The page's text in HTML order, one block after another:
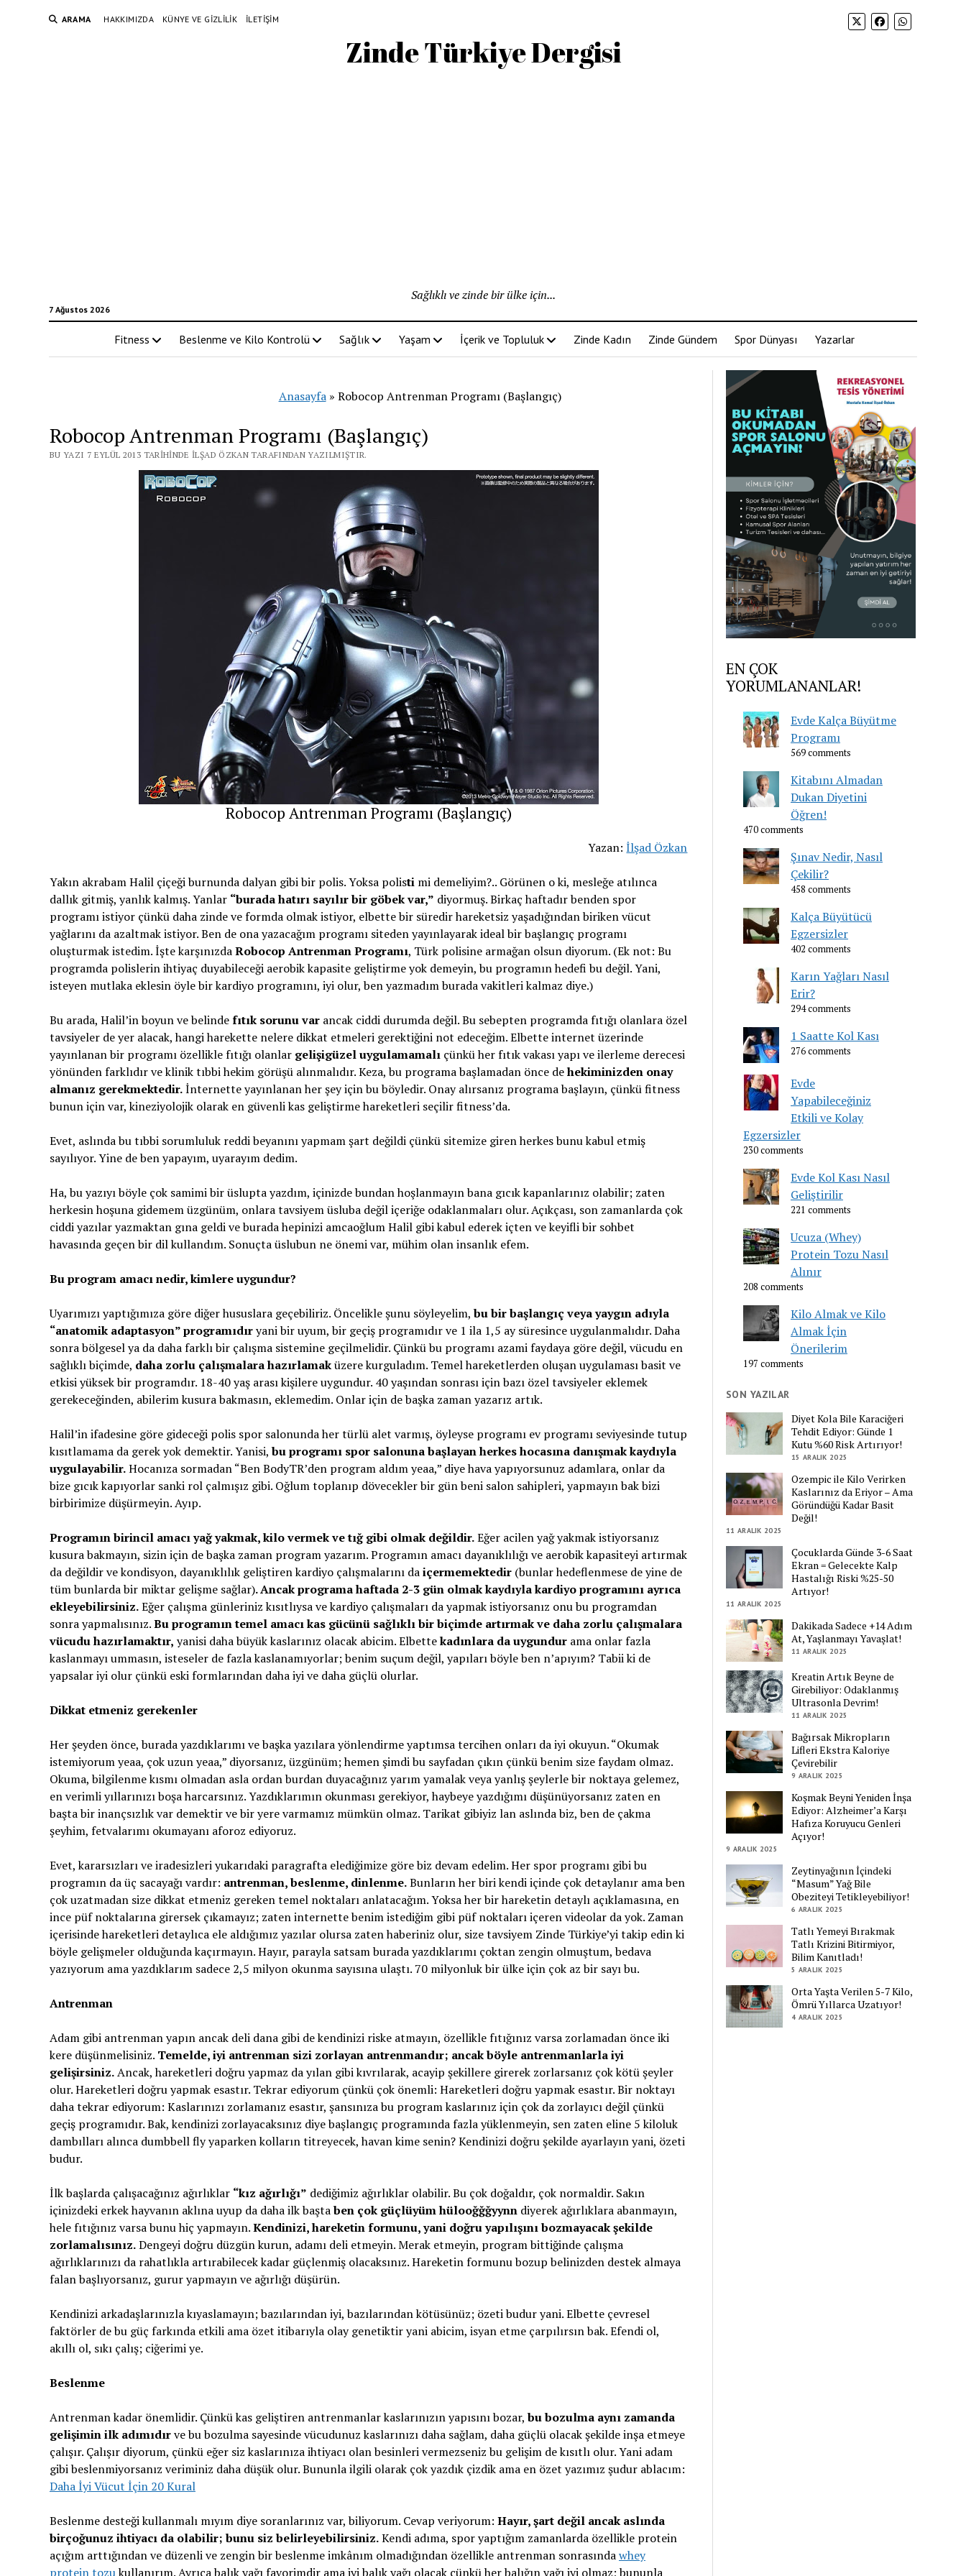
ARAMA HAKKIMIZDA KÜNYE VE GIZLILIK İLETIŞIM
Zinde Türkiye Dergisi
7 Ağustos 2026
Sağlıklı ve zinde bir ülke için...
Fitness Beslenme ve Kilo Kontrolü Sağlık Yaşam İçerik ve Topluluk Zinde Kadın Zinde Gündem Spor Dünyası Yazarlar
Anasayfa» Robocop Antrenman Programı (Başlangıç)
Robocop Antrenman Programı (Başlangıç)
BU YAZI 7 EYLÜL 2013 TARIHINDE İLŞAD ÖZKAN TARAFINDAN YAZILMIŞTIR.
Robocop Antrenman Programı (Başlangıç)
Yazan:İlşad Özkan
Yakın akrabam Halil çiçeği burnunda dalyan gibi bir polis. Yoksa polistimi demeliyim?.. Görünen o ki, mesleğe atılınca
dallık gitmiş, yanlık kalmış. Yanlar “burada hatırı sayılır bir göbek var,” diyormuş. Birkaç haftadır benden spor
programı istiyor çünkü daha zinde ve formda olmak istiyor, elbette bir süredir hareketsiz yaşadığından biriken vücut
yağlarını da azaltmak istiyor. Ben de ona yazacağım programı siteden yayınlayarak ideal bir başlangıç programı
oluşturmak istedim. İşte karşınızdaRobocop Antrenman Programı, Türk polisine armağan olsun diyorum. (Ek not: Bu
programda polislerin ihtiyaç duyabileceği aerobik kapasite geliştirme yok demeyin, bu programın hedefi bu değil. Yani,
isteyen mutlaka eklesin öyle bir kardiyo programını, iyi olur, ben yazmadım burada vakitleri kalmaz diye.)
Bu arada, Halil’in boyun ve belindefıtık sorunu varancak ciddi durumda değil. Bu sebepten programda fıtığı olanlara özel
tavsiyeler de yer alacak, hangi harekette nelere dikkat etmeleri gerektiğini not edeceğim. Elbette internet üzerinde
yayınlanan bir programı özellikle fıtığı olanlar gelişigüzel uygulamamalıçünkü her fıtık vakası yapı ve ilerleme derecesi
yönünden farklıdır ve klinik tıbbi hekim görüşü alınmalıdır. Keza, bu programa başlamadan önce dehekiminizden onay
almanız gerekmektedir.İnternette yayınlanan her şey için bu böyledir. Onay alırsanız programa başlayın, çünkü fitness
bunun için var, kineziyolojik olarak en güvenli kas geliştirme hareketleri seçilir fitness’da.
Evet, aslında bu tıbbi sorumluluk reddi beyanını yapmam şart değildi çünkü sitemize giren herkes bunu kabul etmiş
sayılıyor. Yine de ben yapayım, uyarayım dedim.
Ha, bu yazıyı böyle çok samimi bir üslupta yazdım, içinizde bundan hoşlanmayın bana gıcık kapanlarınız olabilir; zaten
herkesin hoşuna gidemem üzgünüm, onlara tavsiyem üsluba değil içeriğe odaklanmaları olur. Açıkçası, son zamanlarda çok
ciddi yazılar yazmaktan gına geldi ve burada hepinizi amcaoğlum Halil gibi kabul ederek içten ve keyifli bir sohbet
havasında geçen bir dil kullandım. Sonuçta üslubun ne önemi var, mühim olan insanlık efem.
Bu program amacı nedir, kimlere uygundur?
Uyarımızı yaptığımıza göre diğer hususlara geçebiliriz. Öncelikle şunu söyleyelim,bu bir başlangıç veya yaygın adıyla
“anatomik adaptasyon” programıdıryani bir uyum, bir geçiş programıdır ve 1 ila 1,5 ay süresince uygulanmalıdır. Daha
sonra bölgesel ya da daha farklı bir çalışma sistemine geçilmelidir. Çünkü bu programı azami faydaya göre değil, vücudu en
sağlıklı biçimde, daha zorlu çalışmalara hazırlamaküzere kurguladım. Temel hareketlerden oluşan uygulaması basit ve
etkisi yüksek bir programdır. 18-40 yaş arası kişilere uygundur. 40 yaşından sonrası için bazı özel tavsiyeler eklemek
gerekeceğinden, abilerim kusura bakmasın, eklemedim. Onlar için de başka zaman yazarız artık.
Halil’in ifadesine göre gideceği polis spor salonunda her türlü alet varmış, öyleyse programı ev programı seviyesinde tutup
kısıtlamama da gerek yok demektir. Yanisi,bu programı spor salonuna başlayan herkes hocasına danışmak kaydıyla
uygulayabilir.Hocanıza sormadan “Ben BodyTR’den program aldım yeaa,” diye hava yapıyorsunuz adamlara, onlar da
bize gıcık kapıyorlar sanki rol çalmışız gibi. Oğlum toplanıp dövecekler bir gün beni salon sahipleri, yapmayın bak bizi
birbirimize düşürmeyin. Ayıp.
Programın birincil amacı yağ yakmak, kilo vermek ve tığ gibi olmak değildir.Eğer acilen yağ yakmak istiyorsanız
kusura bakmayın, sizin için de başka zaman program yazarım. Programın amacı dayanıklılığı ve aerobik kapasiteyi artırmak
da değildir ve kondisyon, dayanıklılık geliştiren kardiyo çalışmalarını daiçermemektedir (bunlar hedeflenmese de yine de
tüm bunlarda bir miktar gelişme sağlar). Ancak programa haftada 2-3 gün olmak kaydıyla kardiyo programını ayrıca
ekleyebilirsiniz.Eğer çalışma günleriniz kısıtlıysa ve kardiyo çalışmaları da yapmak istiyorsanız onu bu programdan
sonra yapmalısınız.Bu programın temel amacı kas gücünü sağlıklı bir biçimde artırmak ve daha zorlu çalışmalara
vücudu hazırlamaktır, yanisi daha büyük kaslarınız olacak abicim. Elbettekadınlara da uygundurama onlar fazla
kaslanmayı ummasın, isteseler de fazla kaslanamıyorlar; benim suçum değil, yapıları böyle ben n’apıyım? Tabii ki de
yapsalar iyi olur çünkü eski formlarından daha iyi ve daha güçlü olurlar.
Dikkat etmeniz gerekenler
Her şeyden önce, burada yazdıklarımı ve başka yazılara yönlendirme yaptımsa tercihen onları da iyi okuyun. “Okumak
istemiyorum yeaa, çok uzun yeaa,” diyorsanız, üzgünüm; hemen şimdi bu sayfadan çıkın çünkü benim size faydam olmaz.
Okuma, bilgilenme kısmı olmadan asla ordan burdan duyacağınız yarım yamalak veya yanlış şeylerle bir noktaya gelemez,
en verimli yıllarınızı boşa harcarsınız. Yazdıklarımın okunması gerekiyor, haybeye yazdığımı düşünüyorsanız zaten en
başta bir inançsızlık var demektir ve bir yere varmamız mümkün olmaz. Tarikat gibiyiz lan aslında biz, ben de çakma
şeyhim, fetvalarımı okumayanı aforoz ediyoruz.
Evet, kararsızları ve iradesizleri yukarıdaki paragrafta elediğimize göre biz devam edelim. Her spor programı gibi bu
programın da üç sacayağı vardır: antrenman, beslenme, dinlenme.Bunların her biri kendi içinde çok detaylanır ama ben
çok uzatmadan size dikkat etmeniz gereken temel noktaları anlatacağım. Yoksa her bir hareketin detaylı açıklamasına, en
ince püf noktalarına girersek çıkamayız; zaten internette benim istediğim gibi püf noktaları içeren videolar da yok. Zaman
içerisinde hareketleri detaylıca ele aldığımız yazılar olursa zaten haberiniz olur, size tavsiyem Zinde Türkiye’yi takip edin ki
böyle gelişmeler olduğunda kaçırmayın. Hayır, parayla satsam burada yazdıklarımı çoktan zengin olmuştum, bedava
yazıyorum ama yazdıklarım sadece 2,5 milyon okunma sayısına ulaştı. 70 milyonluk bir ülke için çok az bir sayı bu.
Antrenman
Adam gibi antrenman yapın ancak deli dana gibi de kendinizi riske atmayın, özellikle fıtığınız varsa zorlamadan önce iki
kere düşünmelisiniz. Temelde, iyi antrenman sizi zorlayan antrenmandır; ancak böyle antrenmanlarla iyi
gelişirsiniz.Ancak, hareketleri doğru yapmaz da yılan gibi kıvrılarak, acayip şekillere girerek zorlarsanız çok kötü şeyler
olur. Hareketleri doğru yapmak esastır. Tekrar ediyorum çünkü çok önemli: Hareketleri doğru yapmak esastır. Bir noktayı
daha tekrar ediyorum: Kaslarınızı zorlamanız esastır, şansınıza bu program kaslarınız için çok da zorlayıcı değil çünkü
geçiş programıdır. Bak, kendinizi zorlayacaksınız diye başlangıç programında fazla yüklenmeyin, sen zaten eline 5 kiloluk
dambılları alınca dumbbell fly yaparken kolların titreyecek, havan kime senin? Kendinizi doğru şekilde ayarlayın yani, özeti
budur.
İlk başlarda çalışacağınız ağırlıklar “kız ağırlığı” dediğimiz ağırlıklar olabilir. Bu çok doğaldır, çok normaldir. Sakın
içinizdeki erkek hayvanın aklına uyup da daha ilk baştaben çok güçlüyüm hülooğğğyynndiyerek ağırlıklara abanmayın,
hele fıtığınız varsa bunu hiç yapmayın.Kendinizi, hareketin formunu, yani doğru yapılışını bozmayacak şekilde
zorlamalısınız.Dengeyi doğru düzgün kurun, adamı deli etmeyin. Merak etmeyin, program bittiğinde çalışma
ağırlıklarınızı da rahatlıkla artırabilecek kadar güçlenmiş olacaksınız. Hareketin formunu bozup belinizden destek almaya
falan başlıyorsanız, gurur yapmayın ve ağırlığı düşürün.
Kendinizi arkadaşlarınızla kıyaslamayın; bazılarından iyi, bazılarından kötüsünüz; özeti budur yani. Elbette çevresel
faktörler de bu güç farkında etkili ama özet itibarıyla olay genetiktir yani abicim, isyan etme çarpılırsın bak. Efendi ol,
akıllı ol, sıkı çalış; ciğerimi ye.
Beslenme
Antrenman kadar önemlidir. Çünkü kas geliştiren antrenmanlar kaslarınızın yapısını bozar,bu bozulma aynı zamanda
gelişimin ilk adımıdırve bu bozulma sayesinde vücudunuz kaslarınızı daha sağlam, daha güçlü olacak şekilde inşa etmeye
çalışır. Çalışır diyorum, çünkü eğer siz kaslarınıza ihtiyacı olan besinleri vermezseniz bu gelişim de kısıtlı olur. Yani adam
gibi beslenmiyorsanız veriminiz daha düşük olur. Bununla ilgili olarak çok yazdık çizdik ama en özet yazımız şudur ablacım:
Daha İyi Vücut İçin 20 Kural
Beslenme desteği kullanmalı mıyım diye soranlarınız var, biliyorum. Cevap veriyorum: Hayır, şart değil ancak aslında
birçoğunuz ihtiyacı da olabilir; bunu siz belirleyebilirsiniz.Kendi adıma, spor yaptığım zamanlarda özellikle protein
açığım arttığından ve düzenli ve zengin bir beslenme imkânım olmadığından özellikle antrenman sonrasındawhey
protein tozukullanırım. Ayrıca balık yağı favorimdir ama iyi balık yağı olacak çünkü her balığın yağı iyi olmaz; bununla
EN ÇOK
YORUMLANANLAR!
Evde Kalça Büyütme
Programı
569 comments
Kitabını Almadan
Dukan Diyetini
Öğren!
470 comments
Şınav Nedir, Nasıl
Çekilir?
458 comments
Kalça Büyütücü
Egzersizler
402 comments
Karın Yağları Nasıl
Erir?
294 comments
1 Saatte Kol Kası
276 comments
Evde
Yapabileceğiniz
Etkili ve Kolay
Egzersizler
230 comments
Evde Kol Kası Nasıl
Geliştirilir
221 comments
Ucuza (Whey)
Protein Tozu Nasıl
Alınır
208 comments
Kilo Almak ve Kilo
Almak İçin
Önerilerim
197 comments
SON YAZILAR
Diyet Kola Bile Karaciğeri
Tehdit Ediyor: Günde 1
Kutu %60 Risk Artırıyor!
15 ARALIK 2025
Ozempic ile Kilo Verirken
Kaslarınız da Eriyor – Ama
Göründüğü Kadar Basit
Değil!
11 ARALIK 2025
Çocuklarda Günde 3-6 Saat
Ekran = Gelecekte Kalp
Hastalığı Riski %25-50
Artıyor!
11 ARALIK 2025
Dakikada Sadece +14 Adım
At, Yaşlanmayı Yavaşlat!
11 ARALIK 2025
Kreatin Artık Beyne de
Girebiliyor: Odaklanmış
Ultrasonla Devrim!
11 ARALIK 2025
Bağırsak Mikropların
Lifleri Ekstra Kaloriye
Çevirebilir
9 ARALIK 2025
Koşmak Beyni Yeniden İnşa
Ediyor: Alzheimer’a Karşı
Hafıza Koruyucu Genleri
Açıyor!
9 ARALIK 2025
Zeytinyağının İçindeki
“Masum” Yağ Bile
Obeziteyi Tetikleyebiliyor!
6 ARALIK 2025
Tatlı Yemeyi Bırakmak
Tatlı Krizini Bitirmiyor,
Bilim Kanıtladı!
5 ARALIK 2025
Orta Yaşta Verilen 5-7 Kilo,
Ömrü Yıllarca Uzatıyor!
4 ARALIK 2025